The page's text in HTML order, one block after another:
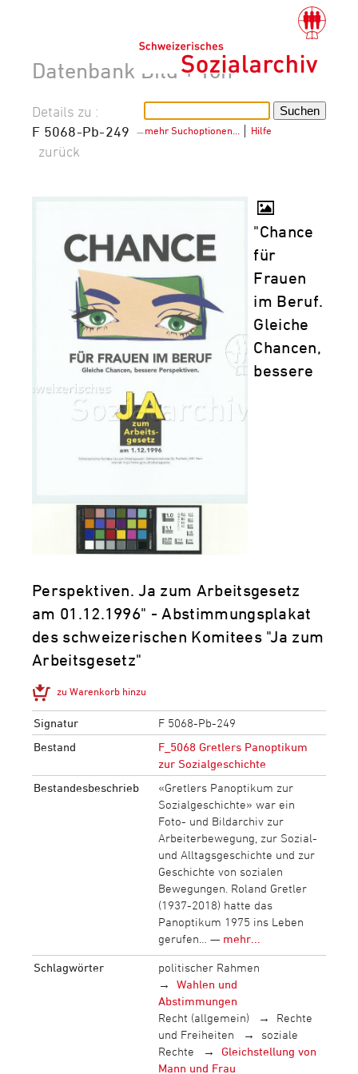
Datenbank Bild + Ton
mehr Suchoptionen… Hilfe
Details zu :
F 5068-Pb-249 –
zurück
"Chance
für
Frauen
im Beruf.
Gleiche
Chancen,
bessere
Perspektiven. Ja zum Arbeitsgesetz
am 01.12.1996" - Abstimmungsplakat
des schweizerischen Komitees "Ja zum
Arbeitsgesetz"
zu Warenkorb hinzu
Signatur
F 5068-Pb-249
Bestand
F_5068 Gretlers Panoptikum
zur Sozialgeschichte
Bestandesbeschrieb
«Gretlers Panoptikum zur
Sozialgeschichte» war ein
Foto- und Bildarchiv zur
Arbeiterbewegung, zur Sozial-
und Alltagsgeschichte und zur
Geschichte von sozialen
Bewegungen. Roland Gretler
(1937-2018) hatte das
Panoptikum 1975 ins Leben
gerufen… — mehr...
Schlagwörter
politischer Rahmen
Wahlen und
Abstimmungen
Recht (allgemein)
Rechte
und Freiheiten
soziale
Rechte
Gleichstellung von
Mann und Frau